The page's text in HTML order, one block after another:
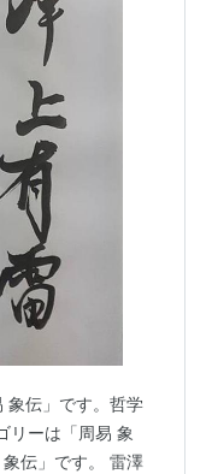
象伝」です。哲学
リーは「周易 象
伝」です。 雷澤